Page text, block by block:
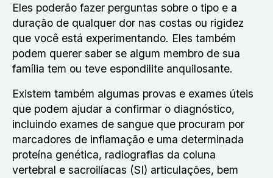
Eles poderão fazer perguntas sobre o tipo e a
duração de qualquer dor nas costas ou rigidez
que você está experimentando. Eles também
podem querer saber se algum membro de sua
família tem ou teve espondilite anquilosante.
Existem também algumas provas e exames úteis
que podem ajudar a confirmar o diagnóstico,
incluindo exames de sangue que procuram por
marcadores de inflamação e uma determinada
proteína genética, radiografias da coluna
vertebral e sacroilíacas (SI) articulações, bem